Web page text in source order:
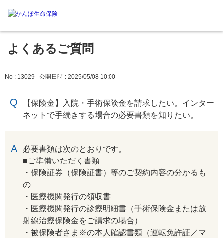
よくあるご質問
No : 13029 公開日時 : 2025/05/08 10:00
【保険金】入院・手術保険金を請求したい。インター
ネットで手続きする場合の必要書類を知りたい。
必要書類は次のとおりです。
■ご準備いただく書類
・保険証券（保険証書）等のご契約内容の分かるも
の
・医療機関発行の領収書
・医療機関発行の診療明細書（手術保険金または放
射線治療保険金をご請求の場合）
・被保険者さま※の本人確認書類（運転免許証／マ